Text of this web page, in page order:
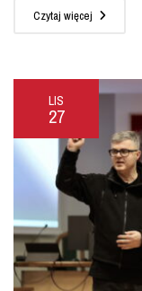
Czytaj więcej
LIS
27